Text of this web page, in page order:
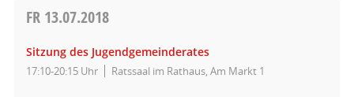
FR 13.07.2018
Sitzung des Jugendgemeinderates
17:10-20:15 Uhr Ratssaal im Rathaus, Am Markt 1